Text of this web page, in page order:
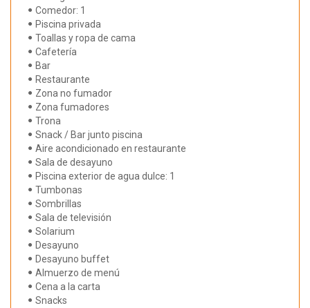
Comedor: 1
Piscina privada
Toallas y ropa de cama
Cafetería
Bar
Restaurante
Zona no fumador
Zona fumadores
Trona
Snack / Bar junto piscina
Aire acondicionado en restaurante
Sala de desayuno
Piscina exterior de agua dulce: 1
Tumbonas
Sombrillas
Sala de televisión
Solarium
Desayuno
Desayuno buffet
Almuerzo de menú
Cena a la carta
Snacks